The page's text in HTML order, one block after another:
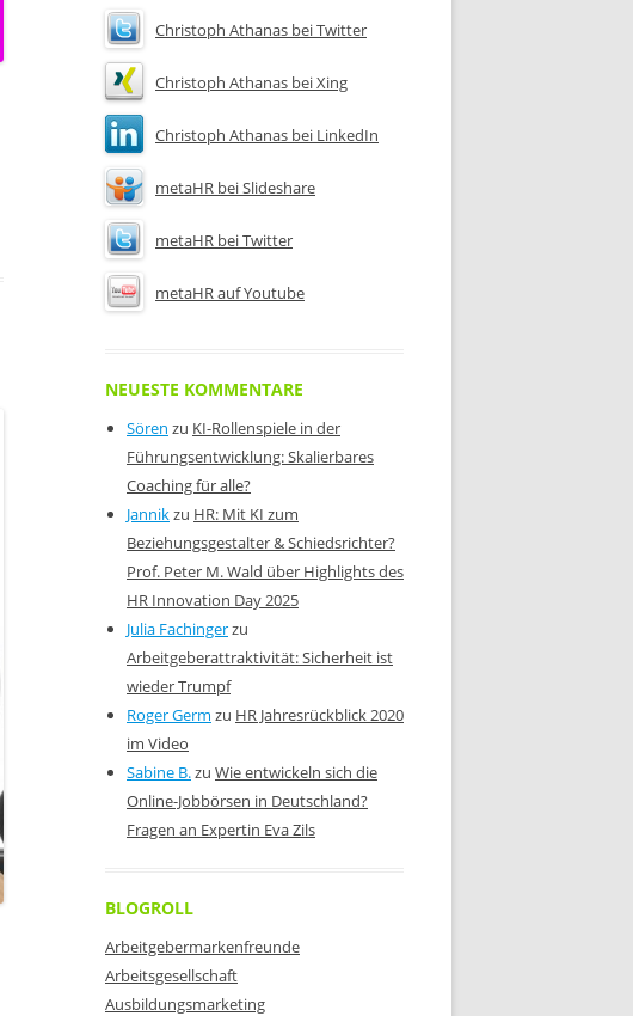
Christoph Athanas bei Twitter
Christoph Athanas bei Xing
Christoph Athanas bei LinkedIn
metaHR bei Slideshare
metaHR bei Twitter
metaHR auf Youtube
NEUESTE KOMMENTARE
Sören zu KI-Rollenspiele in der
Führungsentwicklung: Skalierbares
Coaching für alle?
Jannikzu HR: Mit KI zum
Beziehungsgestalter & Schiedsrichter?
Prof. Peter M. Wald über Highlights des
HR Innovation Day 2025
Julia Fachingerzu
Arbeitgeberattraktivität: Sicherheit ist
wieder Trumpf
Roger Germ zu HR Jahresrückblick 2020
im Video
Sabine B.zu Wie entwickeln sich die
Online-Jobbörsen in Deutschland?
Fragen an Expertin Eva Zils
BLOGROLL
Arbeitgebermarkenfreunde
Arbeitsgesellschaft
Ausbildungsmarketing